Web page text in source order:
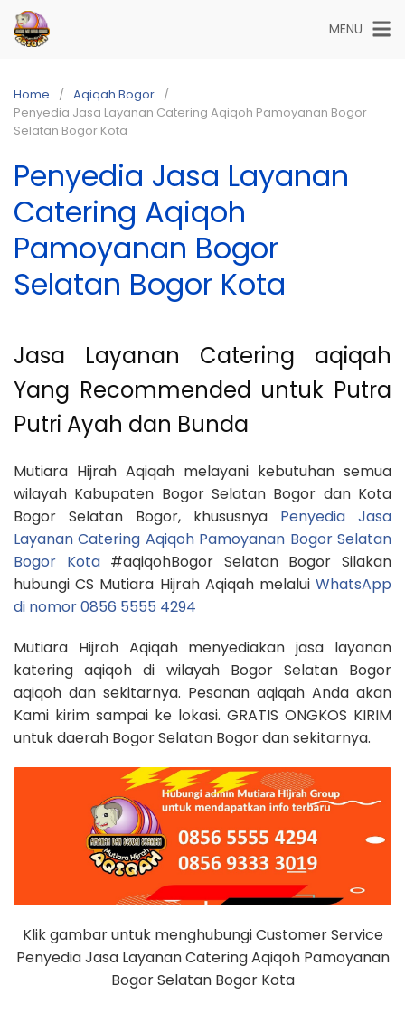
Skip
to
MENU
Home
Aqiqah Bogor
Penyedia Jasa Layanan Catering Aqiqoh Pamoyanan Bogor
Selatan Bogor Kota
Penyedia Jasa Layanan
Catering Aqiqoh
Pamoyanan Bogor
Selatan Bogor Kota
Jasa Layanan Catering aqiqah
Yang Recommended untuk Putra
Putri Ayah dan Bunda
Mutiara Hijrah Aqiqah melayani kebutuhan semua
wilayah Kabupaten Bogor Selatan Bogor dan Kota
Bogor Selatan Bogor, khususnya Penyedia Jasa
Layanan Catering Aqiqoh Pamoyanan Bogor Selatan
Bogor Kota#aqiqohBogor Selatan Bogor Silakan
hubungi CS Mutiara Hijrah Aqiqah melalui WhatsApp
di nomor 0856 5555 4294
Mutiara Hijrah Aqiqah menyediakan jasa layanan
katering aqiqoh di wilayah Bogor Selatan Bogor
aqiqoh dan sekitarnya. Pesanan aqiqah Anda akan
Kami kirim sampai ke lokasi. GRATIS ONGKOS KIRIM
untuk daerah Bogor Selatan Bogor dan sekitarnya.
Klik gambar untuk menghubungi Customer Service
Penyedia Jasa Layanan Catering Aqiqoh Pamoyanan
Bogor Selatan Bogor Kota